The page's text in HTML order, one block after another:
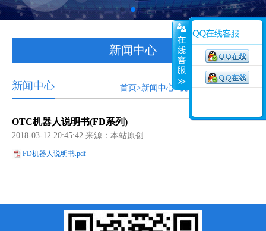
新闻中心
新闻中心 首页>新闻中心>机器人资料下载中心
OTC机器人说明书(FD系列)
2018-03-12 20:45:42 来源：本站原创
FD机器人说明书.pdf